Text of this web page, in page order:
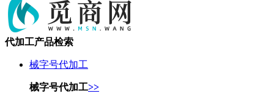
代加工产品检索
械字号代加工
械字号代加工>>